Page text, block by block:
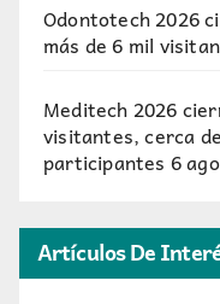
Odontotech 2026
más de 6 mil
Meditech 2026
visitantes, cerca
participantes 6
Artículos De